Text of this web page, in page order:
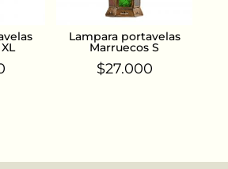
Lampara portavelas
Marruecos S
$27.000